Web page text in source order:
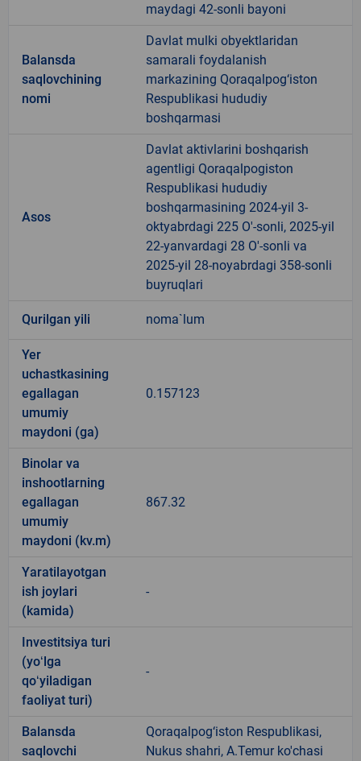
maydagi 42-sonli bayoni
Balansda
saqlovchining
nomi
Davlat mulki obyektlaridan
samarali foydalanish
markazining Qoraqalpog‘iston
Respublikasi hududiy
boshqarmasi
Asos
Davlat aktivlarini boshqarish
agentligi Qoraqalpogiston
Respublikasi hududiy
boshqarmasining 2024-yil 3-
oktyabrdagi 225 O'-sonli, 2025-yil
22-yanvardagi 28 O'-sonli va
2025-yil 28-noyabrdagi 358-sonli
buyruqlari
Qurilgan yili noma`lum
Yer
uchastkasining
egallagan
umumiy
maydoni (ga)
0.157123
Binolar va
inshootlarning
egallagan
umumiy
maydoni (kv.m)
867.32
Yaratilayotgan
ish joylari
(kamida)
-
Investitsiya turi
(yoʻlga
qoʻyiladigan
faoliyat turi)
-
Balansda
saqlovchi
Qoraqalpog‘iston Respublikasi,
Nukus shahri, A.Temur ko'chasi